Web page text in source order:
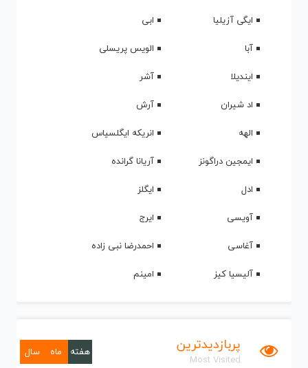
ایگی آزیلیا
ابی
آبا
الویس پریسلی
ایندیلا
آشر
اد شیران
آرش
الهه
انریکه ایگلسیاس
ایمجین دراگونز
آریانا گرانده
ادل
ایگلز
آویسی
ایرج
آغاسی
احمدرضا نبی زاده
آلیسیا کیز
امینم
پربازدیدترین
Most Visited
هفته ماه سال